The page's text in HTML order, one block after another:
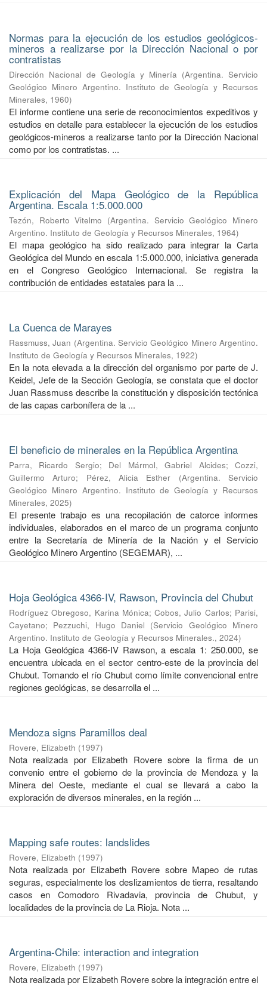
Normas para la ejecución de los estudios geológicos-
mineros a realizarse por la Dirección Nacional o por
contratistas
Dirección Nacional de Geología y Minería (Argentina. Servicio
Geológico Minero Argentino. Instituto de Geología y Recursos
Minerales, 1960)
El informe contiene una serie de reconocimientos expeditivos y
estudios en detalle para establecer la ejecución de los estudios
geológicos-mineros a realizarse tanto por la Dirección Nacional
como por los contratistas. ...
Explicación del Mapa Geológico de la República
Argentina. Escala 1:5.000.000
Tezón, Roberto Vitelmo (Argentina. Servicio Geológico Minero
Argentino. Instituto de Geología y Recursos Minerales, 1964)
El mapa geológico ha sido realizado para integrar la Carta
Geológica del Mundo en escala 1:5.000.000, iniciativa generada
en el Congreso Geológico Internacional. Se registra la
contribución de entidades estatales para la ...
La Cuenca de Marayes
Rassmuss, Juan (Argentina. Servicio Geológico Minero Argentino.
Instituto de Geología y Recursos Minerales, 1922)
En la nota elevada a la dirección del organismo por parte de J.
Keidel, Jefe de la Sección Geología, se constata que el doctor
Juan Rassmuss describe la constitución y disposición tectónica
de las capas carbonífera de la ...
El beneficio de minerales en la República Argentina
Parra, Ricardo Sergio; Del Mármol, Gabriel Alcides;Cozzi,
Guillermo Arturo; Pérez, Alicia Esther (Argentina. Servicio
Geológico Minero Argentino. Instituto de Geología y Recursos
Minerales, 2025)
El presente trabajo es una recopilación de catorce informes
individuales, elaborados en el marco de un programa conjunto
entre la Secretaría de Minería de la Nación y el Servicio
Geológico Minero Argentino (SEGEMAR), ...
Hoja Geológica 4366-IV, Rawson, Provincia del Chubut
Rodríguez Obregoso, Karina Mónica;Cobos, Julio Carlos; Parisi,
Cayetano; Pezzuchi, Hugo Daniel (Servicio Geológico Minero
Argentino. Instituto de Geología y Recursos Minerales., 2024)
La Hoja Geológica 4366-IV Rawson, a escala 1: 250.000, se
encuentra ubicada en el sector centro-este de la provincia del
Chubut. Tomando el río Chubut como límite convencional entre
regiones geológicas, se desarrolla el ...
Mendoza signs Paramillos deal
Rovere, Elizabeth (1997)
Nota realizada por Elizabeth Rovere sobre la firma de un
convenio entre el gobierno de la provincia de Mendoza y la
Minera del Oeste, mediante el cual se llevará a cabo la
exploración de diversos minerales, en la región ...
Mapping safe routes: landslides
Rovere, Elizabeth (1997)
Nota realizada por Elizabeth Rovere sobre Mapeo de rutas
seguras, especialmente los deslizamientos de tierra, resaltando
casos en Comodoro Rivadavia, provincia de Chubut, y
localidades de la provincia de La Rioja. Nota ...
Argentina-Chile: interaction and integration
Rovere, Elizabeth (1997)
Nota realizada por Elizabeth Rovere sobre la integración entre el